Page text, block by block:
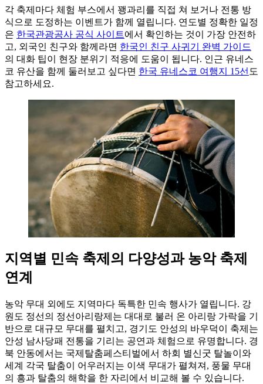
각 축제마다 체험 부스에서 꽹과리를 직접 쳐 보거나 전통 방
식으로 도정하는 이벤트가 함께 열립니다. 연도별 정확한 일정
은 한국관광공사 공식 사이트에서 확인하는 것이 가장 안전하
고, 외국인 친구와 함께라면 한국인 친구 사귀기 완벽 가이드
의 대화 팁이 현장 분위기 적응에 도움이 됩니다. 인근 유네스
코 유산을 함께 둘러보고 싶다면 한국 유네스코 여행지 15선도
참고하세요.
지역별 민속 축제의 다양성과 농악 축제
연계
농악 무대 외에도 지역마다 독특한 민속 행사가 열립니다. 강
원도 정선의 정선아리랑제는 대대로 불러 온 아리랑 가락을 기
반으로 대규모 무대를 펼치고, 경기도 안성의 바우덕이 축제는
안성 남사당패 전통을 기리는 공연과 체험으로 유명합니다. 경
북 안동에서는 국제탈춤페스티벌에서 하회 별신굿 탈놀이와
세계 각국 탈춤이 어우러지는 이색 무대가 펼쳐져, 풍물 무대
의 흥과 탈춤의 해학을 한 자리에서 비교해 볼 수 있습니다.